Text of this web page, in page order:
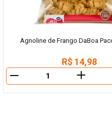
Agnoline de Frango DaBoa
R$ 14,98
＋